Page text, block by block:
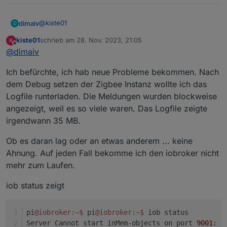
zigbee.0
2023-11-28 16:24:18.309	warn	download
D dimaiv@kiste01
Zigbee Instanz stoppen!
Zigbee Instanz starten.
Logausgabe posten.
K
Offline
kiste01schrieb am 28. Nov. 2023, 21:05
zuletzt editiert von
@dimaiv
Ich befürchte, ich hab neue Probleme bekommen. Nach
dem Debug setzen der Zigbee Instanz wollte ich das
Logfile runterladen. Die Meldungen wurden blockweise
angezeigt, weil es so viele waren. Das Logfile zeigte
irgendwann 35 MB.
Ob es daran lag oder an etwas anderem ... keine
Ahnung. Auf jeden Fall bekomme ich den iobroker nicht
mehr zum Laufen.
iob status zeigt
pi@iobroker:~$ pi@iobroker:~$
iob status
Server Cannot start inMem-objects on port 9001 :